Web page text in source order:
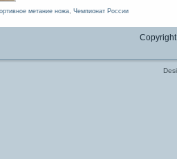
метание ножа, Чемпионат России